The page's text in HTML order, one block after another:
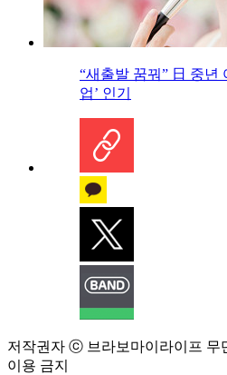
“새출발 꿈꿔” 日 중년
업’ 인기
저작권자 ⓒ 브라보마이라이프 무
이용 금지